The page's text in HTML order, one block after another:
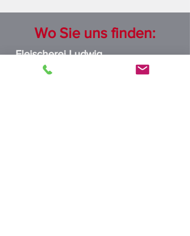
Wo Sie uns finden:
Fleischerei Ludwig
Oeltzschnerstraße 85​